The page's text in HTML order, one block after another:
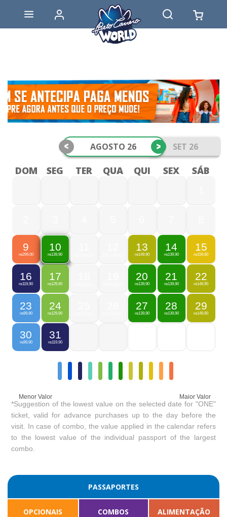
AGOSTO 26 SET 26
< >
DOM SEG TER QUA QUI SEX SÁB
9
R$299,00
10
R$139,90
13
R$149,90
14
R$139,90
15
R$159,90
16
R$119,90
17
R$129,90
20
R$139,90
21
R$139,90
22
R$149,90
23
R$99,90
24
R$129,90
27
R$139,90
28
R$139,90
29
R$149,90
30
R$99,90
31
R$119,90
Menor Valor Maior Valor
*Suggestion of the lowest value on the selected date for "ONE"
ticket, valid for advance purchases up to the day before the
visit. In case of combo, the value applied in the calendar refers
to the lowest value of the individual passport of the largest
combo.
PASSAPORTES
OPCIONAIS COMBOS ALIMENTAÇÃO